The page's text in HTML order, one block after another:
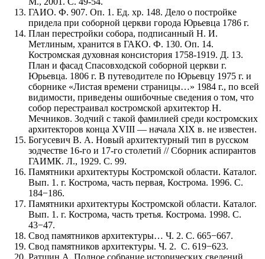
ГАИО. Ф. 907. Оп. 1. Ед. хр. 148. Дело о постройке
придела при соборной церкви города Юрьевца 1786 г.
План перестройки собора, подписанный Н. И.
Метлиным, хранится в ГАКО. Ф. 130. Оп. 14.
Костромская духовная консистория 1758-1919. Д. 13.
План и фасад Спасовходской соборной церкви г.
Юрьевца. 1806 г. В путеводителе по Юрьевцу 1975 г. и
сборнике «Листая времени страницы…» 1984 г., по всей
видимости, приведены ошибочные сведения о том, что
собор перестраивал костромской архитектор Н.
Мечников. Зодчий с такой фамилией среди костромских
архитекторов конца XVIII — начала XIX в. не известен.
Богусевич В. А. Новый архитектурный тип в русском
зодчестве 16-го и 17-го столетий // Сборник аспирантов
ГАИМК. Л., 1929. С. 99.
Памятники архитектуры Костромской области. Каталог.
Вып. 1. г. Кострома, часть первая, Кострома. 1996. С.
184−186.
Памятники архитектуры Костромской области. Каталог.
Вып. 1. г. Кострома, часть третья. Кострома. 1998. С.
43−47.
Свод памятников архитектуры… Ч. 2. С. 665−667.
Свод памятников архитектуры. Ч. 2. С. 619−623.
Ратшин А. Полное собрание исторических сведений